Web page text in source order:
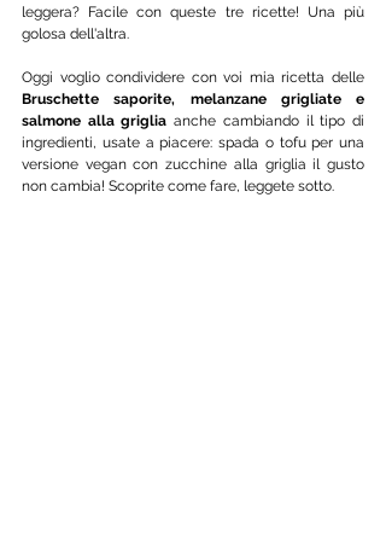
leggera? Facile con queste tre ricette! Una più
golosa dell'altra.
Bruschette saporite, melanzane grigliate e
salmone alla griglia anche cambiando il tipo di
ingredienti, usate a piacere: spada o tofu per una
versione vegan con zucchine alla griglia il gusto
non cambia! Scoprite come fare, leggete sotto.